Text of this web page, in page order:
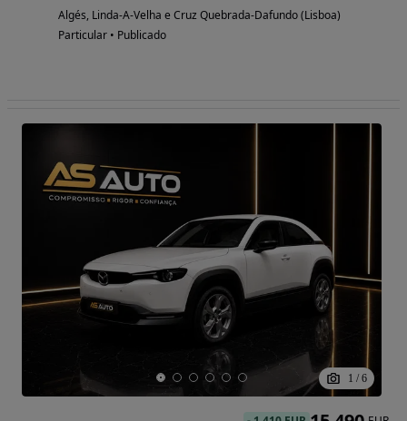
Algés, Linda-A-Velha e Cruz Quebrada-Dafundo (Lisboa)
Particular • Publicado
1 / 6